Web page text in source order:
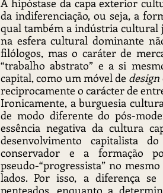
A hipóstase da capa exterior
da indiferenciação, ou seja, a
qual também a indústria cultural
na esfera cultural dominante
filólogos, mas o caráter de
“trabalho abstrato” e a si
capital, como um móvel de design
reciprocamente o carácter de
Ironicamente, a burguesia
de modo diferente do pós-
essência negativa da cultura
desenvolvimento capitalista
conservador e a formação
pseudo-“progressista” no mesmo
lados. Por isso, a diferença se